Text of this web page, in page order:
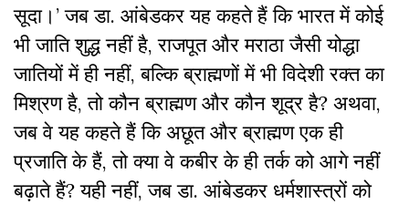
सूदा।’ जब डा. आंबेडकर यह कहते हैं कि भारत में कोई
भी जाति शुद्ध नहीं है, राजपूत और मराठा जैसी योद्धा
जातियों में ही नहीं, बल्कि ब्राह्मणों में भी विदेशी रक्त का
मिश्रण है, तो कौन ब्राह्मण और कौन शूद्र है? अथवा,
जब वे यह कहते हैं कि अछूत और ब्राह्मण एक ही
प्रजाति के हैं, तो क्या वे कबीर के ही तर्क को आगे नहीं
बढ़ाते हैं? यही नहीं, जब डा. आंबेडकर धर्मशास्त्रों को